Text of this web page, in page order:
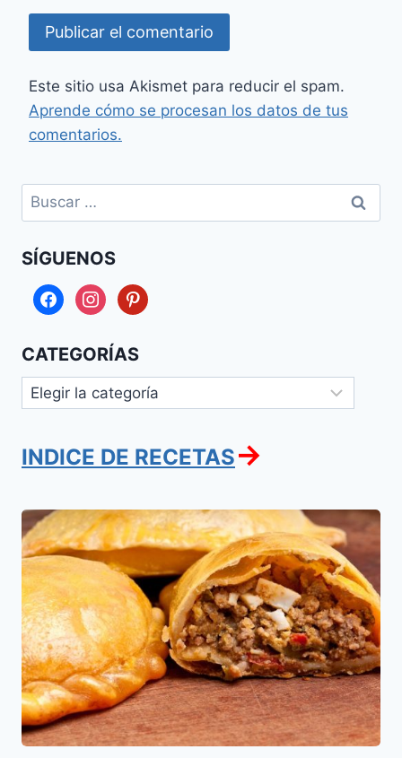
Este sitio usa Akismet para reducir el spam.
Aprende cómo se procesan los datos de tus
comentarios.
Buscar:
SÍGUENOS
facebookinstagrampinterest
CATEGORÍAS
Categorías
INDICE DE RECETAS→
Relleno
para
Empanadas
Argentinas